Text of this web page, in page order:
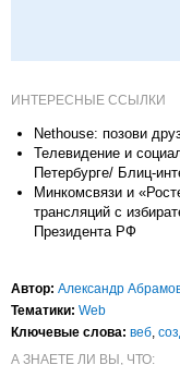
ИНТЕРЕСНЫЕ ССЫЛКИ
Nethouse: позови
Телевидение и
Петербурге/ Блиц-
Минкомсвязи и
трансляций с
Президента РФ
Автор: Александр
Тематики: Web
Ключевые слова: веб
А ЗНАЕТЕ ЛИ ВЫ, ЧТО: